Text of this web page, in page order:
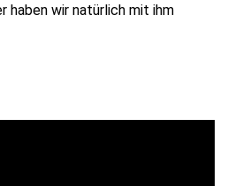
haben wir natürlich mit ihm